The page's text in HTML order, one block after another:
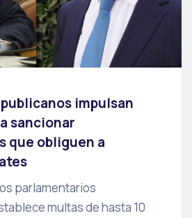
impulsan
sancionar
que obliguen a
parlamentarios
multas de hasta 10